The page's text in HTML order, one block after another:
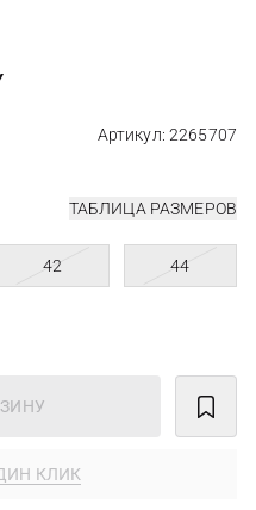
Артикул: 2265707
ТАБЛИЦА РАЗМЕРОВ
42 44
КЛИК